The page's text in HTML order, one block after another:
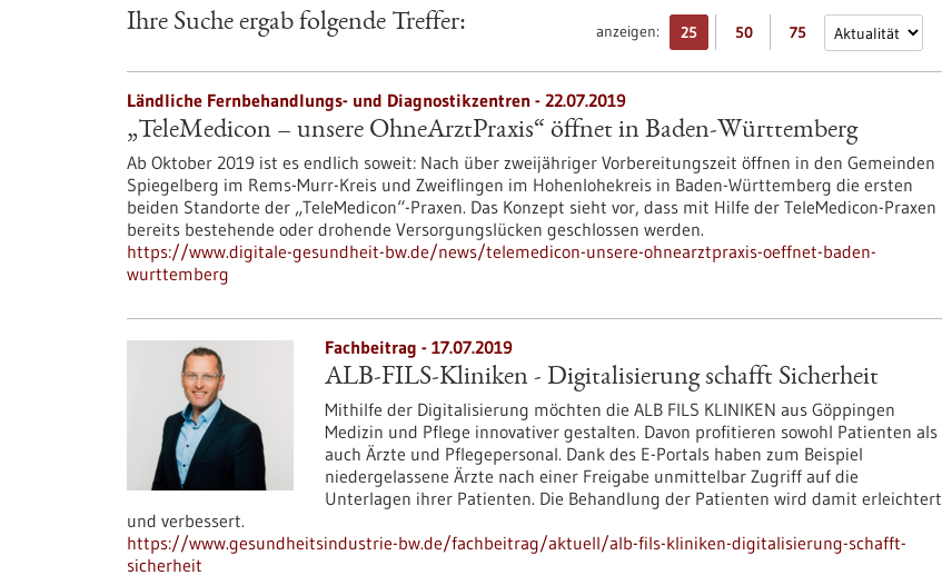
anzeigen: 25 50 75
Ihre Suche ergab folgende Treffer:
Ländliche Fernbehandlungs- und Diagnostikzentren - 22.07.2019
„TeleMedicon – unsere OhneArztPraxis“ öffnet in Baden-Württemberg
Ab Oktober 2019 ist es endlich soweit: Nach über zweijähriger Vorbereitungszeit öffnen in den Gemeinden
Spiegelberg im Rems-Murr-Kreis und Zweiflingen im Hohenlohekreis in Baden-Württemberg die ersten
beiden Standorte der „TeleMedicon“-Praxen. Das Konzept sieht vor, dass mit Hilfe der TeleMedicon-Praxen
bereits bestehende oder drohende Versorgungslücken geschlossen werden.
https://www.digitale-gesundheit-bw.de/news/telemedicon-unsere-ohnearztpraxis-oeffnet-baden-
wurttemberg
Fachbeitrag - 17.07.2019
ALB-FILS-Kliniken - Digitalisierung schafft Sicherheit
Mithilfe der Digitalisierung möchten die ALB FILS KLINIKEN aus Göppingen
Medizin und Pflege innovativer gestalten. Davon profitieren sowohl Patienten als
auch Ärzte und Pflegepersonal. Dank des E-Portals haben zum Beispiel
niedergelassene Ärzte nach einer Freigabe unmittelbar Zugriff auf die
Unterlagen ihrer Patienten. Die Behandlung der Patienten wird damit erleichtert
und verbessert.
https://www.gesundheitsindustrie-bw.de/fachbeitrag/aktuell/alb-fils-kliniken-digitalisierung-schafft-
sicherheit